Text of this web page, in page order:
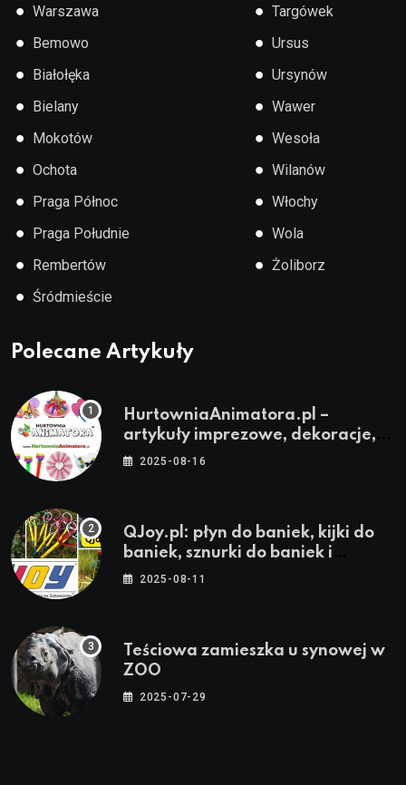
● Warszawa
● Bemowo
● Białołęka
● Bielany
● Mokotów
● Ochota
● Praga Północ
● Praga Południe
● Rembertów
● Śródmieście
● Targówek
● Ursus
● Ursynów
● Wawer
● Wesoła
● Wilanów
● Włochy
● Wola
● Żoliborz
Polecane Artykuły
HurtowniaAnimatora.pl –
artykuły imprezowe, dekoracje,
stroje i akcesoria dla animatorów
2025-08-16
QJoy.pl: płyn do baniek, kijki do
baniek, sznurki do baniek i
zestawy do baniek
2025-08-11
Teściowa zamieszka u synowej w
ZOO
2025-07-29